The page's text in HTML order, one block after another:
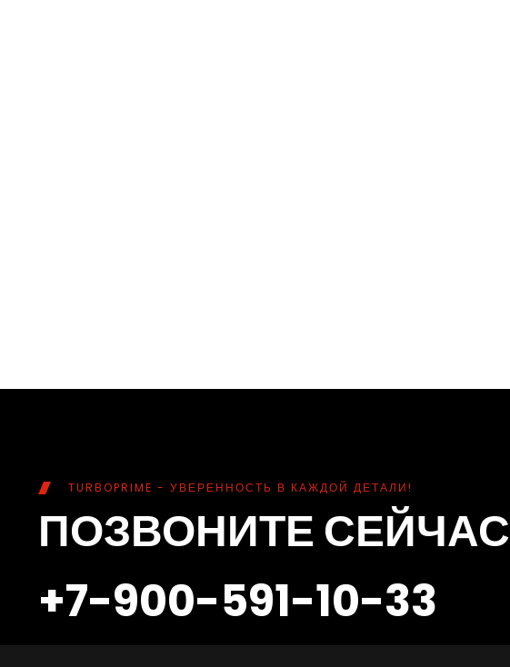
TURBOPRIME - УВЕРЕННОСТЬ В КАЖДОЙ ДЕТАЛИ!
ПОЗВОНИТЕ СЕЙЧАС
+7-900-591-10-33